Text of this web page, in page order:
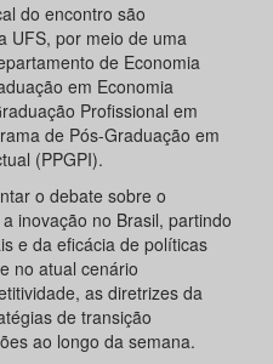
do encontro são
UFS, por meio de uma
de Economia
em Economia
Profissional em
de Pós-Graduação em
(PPGPI).
o debate sobre o
inovação no Brasil, partindo
e da eficácia de políticas
no atual cenário
as diretrizes da
de transição
ao longo da semana.